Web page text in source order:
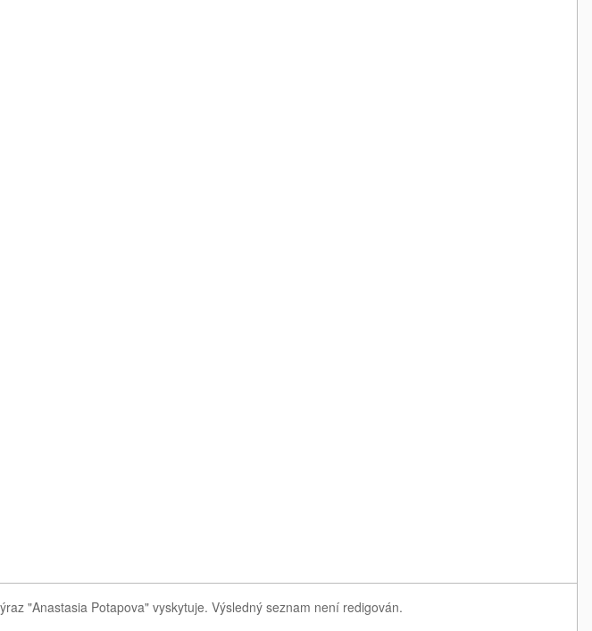
"Anastasia Potapova" vyskytuje. Výsledný seznam není redigován.